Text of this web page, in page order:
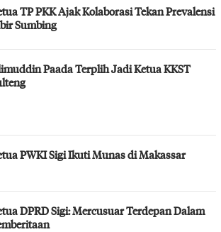
TP PKK Ajak Kolaborasi Tekan Prevalensi
Sumbing
Paada Terplih Jadi Ketua KKST
PWKI Sigi Ikuti Munas di Makassar
DPRD Sigi: Mercusuar Terdepan Dalam